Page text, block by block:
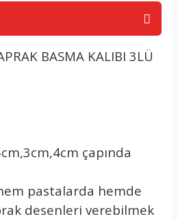
BASMA KALIBI 3LÜ
çapında
pastalarda hemde
desenleri verebilmek